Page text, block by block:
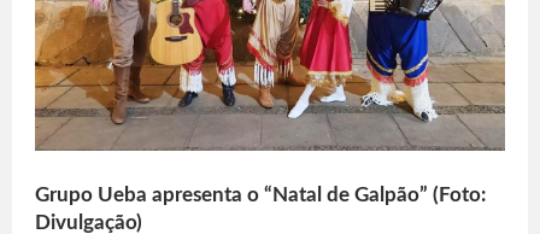
Grupo Ueba apresenta o “Natal de Galpão” (Foto:
Divulgação)